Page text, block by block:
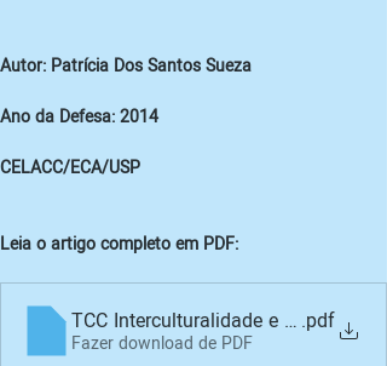
Autor: Patrícia Dos Santos Sueza
Ano da Defesa: 2014
CELACC/ECA/USP
Leia o artigo completo em PDF:
TCC Interculturalidade e território-
.pdf
Fazer download de PDF